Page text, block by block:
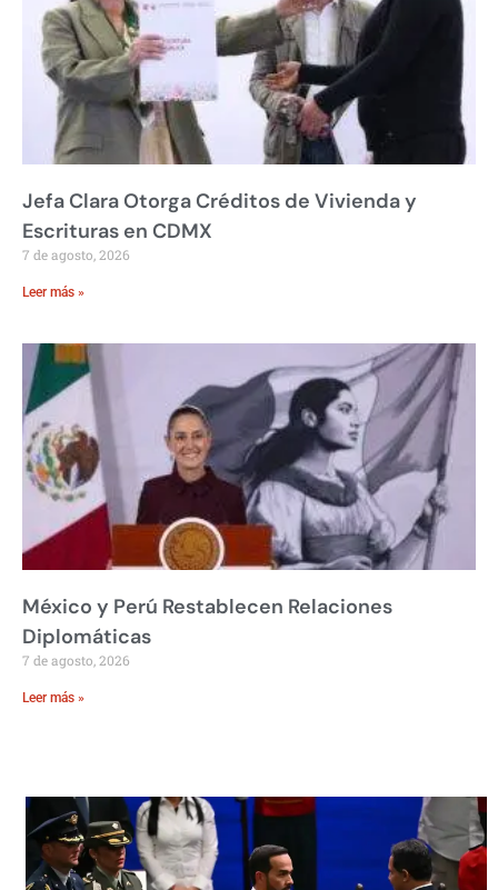
Jefa Clara Otorga Créditos de Vivienda y
Escrituras en CDMX
7 de agosto, 2026
Leer más »
México y Perú Restablecen Relaciones
Diplomáticas
7 de agosto, 2026
Leer más »